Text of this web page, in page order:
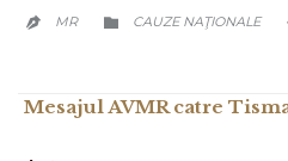
 MR  CATEGORY
CAUZE NAŢIONALE
Mesajul AVMR catre